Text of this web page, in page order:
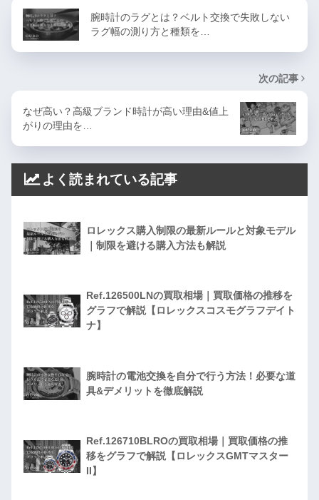
腕時計のラグとは？ベルト交換で失敗しない
ラグ幅の測り方と種類を…
次の記事
なぜ高い？高級ブランド時計が高い理由&値上
がりの理由を…
よく読まれている記事
ロレックス購入制限の最新ルールと対象モデル
｜制限を避ける購入方法も解説
Ref.126500LNの買取相場｜買取価格の推移を
グラフで解説【ロレックスコスモグラフデイト
ナ】
腕時計の電池交換を自分で行う方法！必要な道
具&デメリットを徹底解説
Ref.126710BLROの買取相場｜買取価格の推
移をグラフで解説【ロレックスGMTマスター
II】